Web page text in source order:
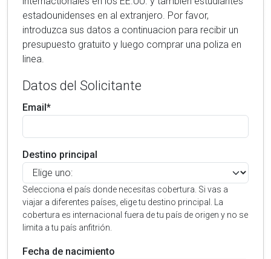
estadounidenses en al extranjero. Por favor,
introduzca sus datos a continuacion para recibir un
presupuesto gratuito y luego comprar una poliza en
linea.
Datos del Solicitante
Email*
Destino principal
Selecciona el país donde necesitas cobertura. Si vas a
viajar a diferentes países, elige tu destino principal. La
cobertura es internacional fuera de tu país de origen y no se
limita a tu país anfitrión.
Fecha de nacimiento